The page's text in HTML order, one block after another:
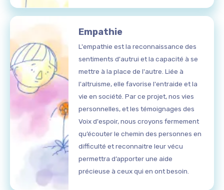
Empathie
L'empathie est la reconnaissance des
sentiments d'autrui et la capacité à se
mettre à la place de l'autre. Liée à
l'altruisme, elle favorise l'entraide et la
vie en société. Par ce projet, nos vies
personnelles, et les témoignages des
Voix d'espoir, nous croyons fermement
qu’écouter le chemin des personnes en
difficulté et reconnaitre leur vécu
permettra d’apporter une aide
précieuse à ceux qui en ont besoin.